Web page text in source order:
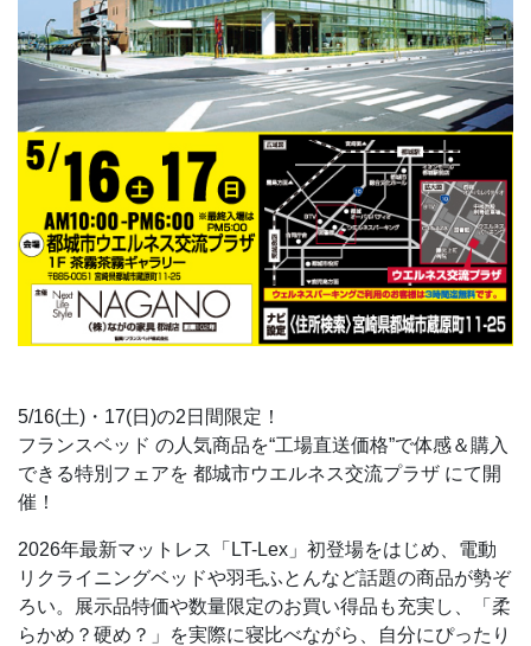
5/16(土)・17(日)の2日間限定！
フランスベッド の人気商品を“工場直送価格”で体感＆購入
できる特別フェアを 都城市ウエルネス交流プラザ にて開
催！
2026年最新マットレス「LT-Lex」初登場をはじめ、電動
リクライニングベッドや羽毛ふとんなど話題の商品が勢ぞ
ろい。展示品特価や数量限定のお買い得品も充実し、「柔
らかめ？硬め？」を実際に寝比べながら、自分にぴったり